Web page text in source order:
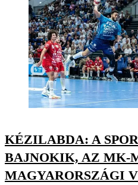
KÉZILABDA: A
BAJNOKIK, AZ MK-
MAGYARORSZÁGI